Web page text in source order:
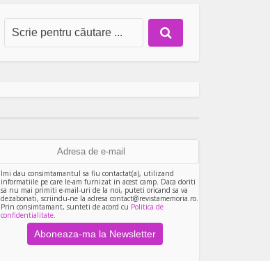
Imi dau consimtamantul sa fiu contactat(a), utilizand
informatiile pe care le-am furnizat in acest camp. Daca doriti
sa nu mai primiti e-mail-uri de la noi, puteti oricand sa va
dezabonati, scriindu-ne la adresa contact@revistamemoria.ro.
Prin consimtamant, sunteti de acord cu Politica de
confidentialitate.